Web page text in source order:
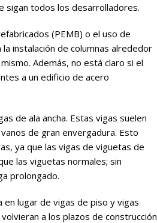
sigan todos los desarrolladores.
(PEMB) o el uso de
instalación de columnas alrededor
Además, no está claro si el
a un edificio de acero
de ala ancha. Estas vigas suelen
de gran envergadura. Esto
ya que las vigas de viguetas de
las viguetas normales; sin
prolongado.
lugar de vigas de piso y vigas
a los plazos de construcción